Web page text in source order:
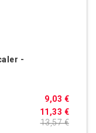
-
11,33 €
9,03 €
13,57 €